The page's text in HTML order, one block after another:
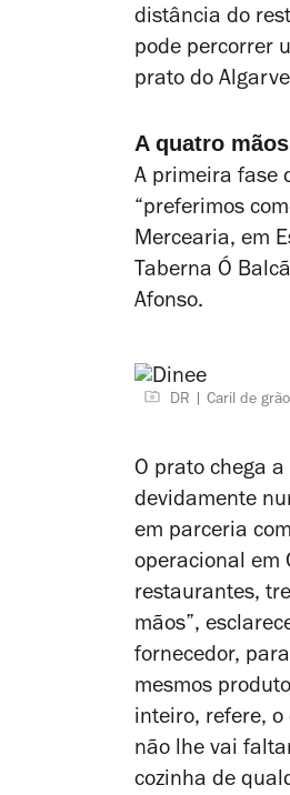
distância do
pode percorrer
prato do
A quatro mãos
A primeira fase
“preferimos
Mercearia, em
Taberna Ó
Afonso.
DR Caril de
O prato chega
devidamente
em parceria
operacional em
restaurantes,
mãos”,
fornecedor, p
mesmos
inteiro, refere, o
não lhe vai
cozinha de